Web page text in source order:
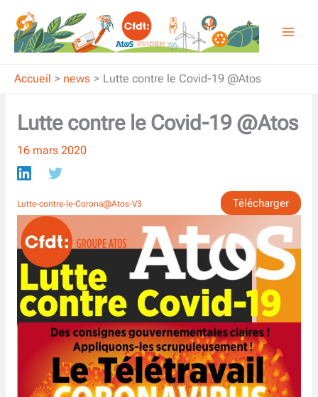
contenu
Accueil news Lutte contre le Covid-19 @Atos
Lutte contre le Covid-19 @Atos
16 mars 2020
Lutte-contre-le-Corona@Atos-V3 Télécharger